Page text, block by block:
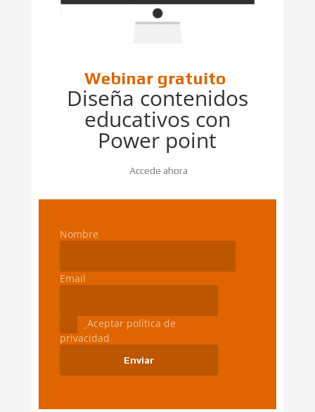
Webinar gratuito
Diseña contenidos
educativos con
Power point
Accede ahora
Nombre
Email
Aceptar política de
privacidad